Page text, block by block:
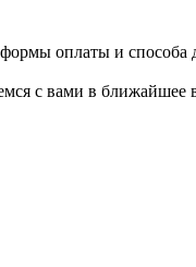
оплаты и способа
с вами в